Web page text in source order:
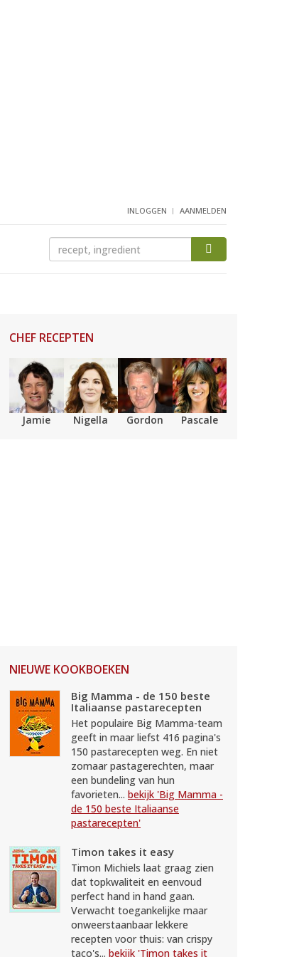
INLOGGEN AANMELDEN
CHEF RECEPTEN
Jamie Nigella Gordon Pascale
NIEUWE KOOKBOEKEN
Big Mamma - de 150 beste
Italiaanse pastarecepten
Het populaire Big Mamma-team
geeft in maar liefst 416 pagina's
150 pastarecepten weg. En niet
zomaar pastagerechten, maar
een bundeling van hun
favorieten... bekijk 'Big Mamma -
de 150 beste Italiaanse
pastarecepten'
Timon takes it easy
Timon Michiels laat graag zien
dat topkwaliteit en eenvoud
perfect hand in hand gaan.
Verwacht toegankelijke maar
onweerstaanbaar lekkere
recepten voor thuis: van crispy
taco's... bekijk 'Timon takes it